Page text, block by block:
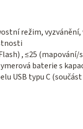
režim,
, ≤25
baterie s
USB typu C